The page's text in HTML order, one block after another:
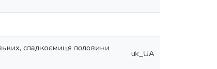
спадкоємиця половини
uk_UA